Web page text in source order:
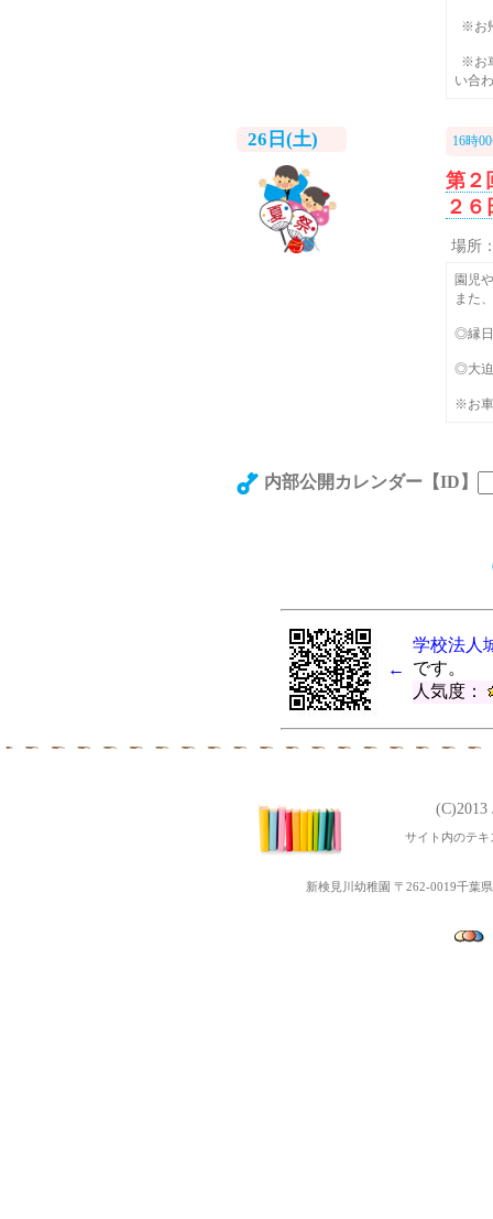
※お
※お
い合
26日(土) 16時
第２
２６
場所
園児
また
◎縁
◎大迫
※お車
内部公開カレンダー 【ID】
←
学校法人
です。
人気度：
サイト内のテ
新検見川幼稚園 〒262-0019千葉